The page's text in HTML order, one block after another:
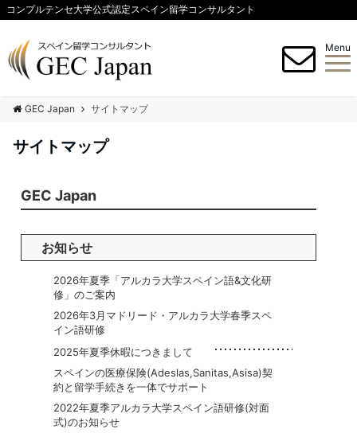
コンプルテンセ大学公式認定スペイン留学コンサルタント
Menu
GEC Japan サイトマップ
サイトマップ
GEC Japan
お知らせ
2026年夏季「アルカラ大学スペイン語&文化研
修」のご案内
2026年3月マドリード・アルカラ大学春季スペ
イン語研修
2025年夏季休暇につきまして
スペインの医療保険(Adeslas,Sanitas,Asisa)契
約と留学手続きを一体でサポート
2022年夏季アルカラ大学スペイン語研修(対面
式)のお知らせ